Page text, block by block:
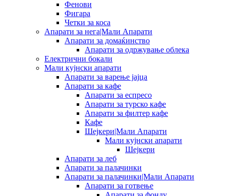
Фенови
Фигара
Четки за коса
Апарати за нега|Мали Апарати
Апарати за домаќинство
Апарати за одржување облека
Електрични бокали
Мали кујнски апарати
Апарати за варење јајца
Апарати за кафе
Апарати за еспресо
Апарати за турско кафе
Апарати за филтер кафе
Кафе
Шејкери|Мали Апарати
Мали кујнски апарати
Шејкери
Апарати за леб
Апарати за палачинки
Апарати за палачинки|Мали Апарати
Апарати за готвење